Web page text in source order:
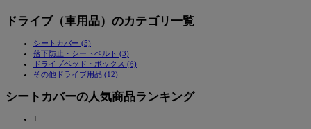
ドライブ（車用品）のカテゴリ一覧
シートカバー (5)
落下防止・シートベルト (3)
ドライブベッド・ボックス (6)
その他ドライブ用品 (12)
シートカバーの人気商品ランキング
1